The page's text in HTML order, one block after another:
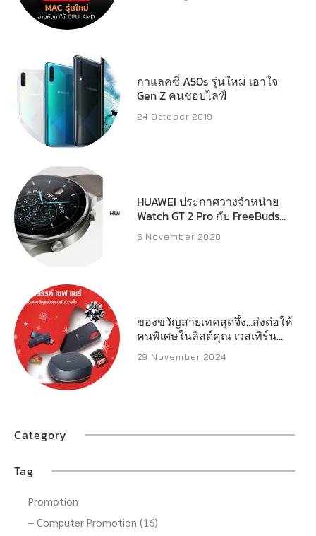
กาแลคซี่ A50s รุ่นใหม่ เอาใจ
Gen Z คนชอบไลฟ์
24 October 2019
HUAWEI ประกาศวางจำหน่าย
Watch GT 2 Pro กับ FreeBuds
Pro และ FreeBuds Studio ใน
ไทย
6 November 2020
ของขวัญสายเทคสุดจึ้ง…ส่งต่อให้
คนพิเศษในลิสต์คุณ เวสเทิร์น
ดิจิตอล เปิดลิสต์สตอเรจ
ประสิทธิภาพสูงที่พร้อมเสริ์ฟทุก
29 November 2024
Category
Tag
Promotion
– Computer Promotion (16)